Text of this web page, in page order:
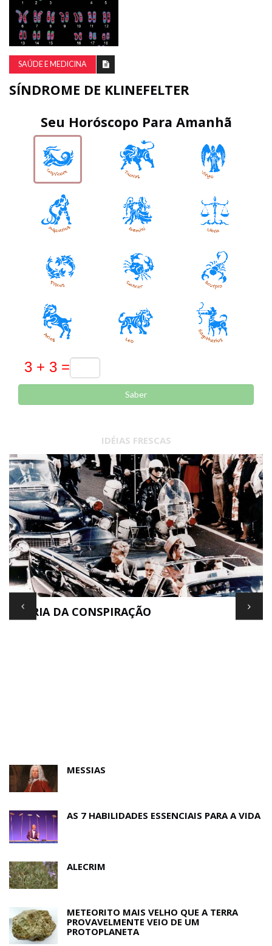
SAÚDE E MEDICINA
SÍNDROME DE KLINEFELTER
Seu Horóscopo Para Amanhã
Saber
IDÉIAS FRESCAS
TEORIA DA CONSPIRAÇÃO
MESSIAS
AS 7 HABILIDADES ESSENCIAIS PARA A VIDA
ALECRIM
METEORITO MAIS VELHO QUE A TERRA
PROVAVELMENTE VEIO DE UM
PROTOPLANETA